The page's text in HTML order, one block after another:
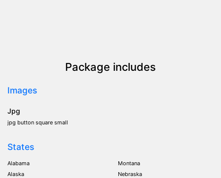
Package includes
Images
Jpg
jpg button square small
States
Alabama
Alaska
Montana
Nebraska